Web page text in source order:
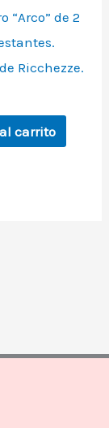
“Arco” de 2
Ricchezze.
carrito